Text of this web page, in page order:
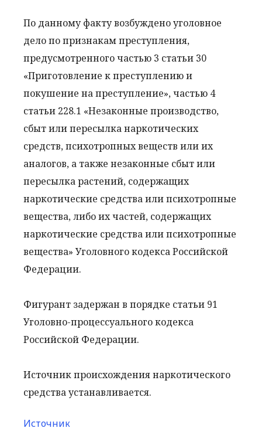
По данному факту возбуждено уголовное
дело по признакам преступления,
предусмотренного частью 3 статьи 30
«Приготовление к преступлению и
покушение на преступление», частью 4
статьи 228.1 «Незаконные производство,
сбыт или пересылка наркотических
средств, психотропных веществ или их
аналогов, а также незаконные сбыт или
пересылка растений, содержащих
наркотические средства или психотропные
вещества, либо их частей, содержащих
наркотические средства или психотропные
вещества» Уголовного кодекса Российской
Федерации.
Фигурант задержан в порядке статьи 91
Уголовно-процессуального кодекса
Российской Федерации.
Источник происхождения наркотического
средства устанавливается.
Источник